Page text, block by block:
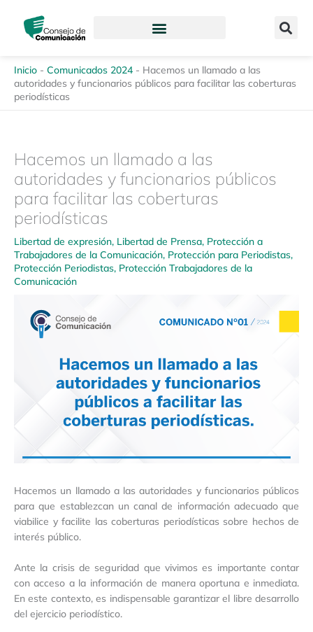
contenido
Inicio - Comunicados 2024 - Hacemos un llamado a las
autoridades y funcionarios públicos para facilitar las coberturas
periodísticas
Hacemos un llamado a las
autoridades y funcionarios públicos
para facilitar las coberturas
periodísticas
Libertad de expresión, Libertad de Prensa, Protección a
Trabajadores de la Comunicación, Protección para Periodistas,
Protección Periodistas, Protección Trabajadores de la
Comunicación
Hacemos un llamado a las autoridades y funcionarios públicos
para que establezcan un canal de información adecuado que
viabilice y facilite las coberturas periodísticas sobre hechos de
interés público.
Ante la crisis de seguridad que vivimos es importante contar
con acceso a la información de manera oportuna e inmediata.
En este contexto, es indispensable garantizar el libre desarrollo
del ejercicio periodístico.